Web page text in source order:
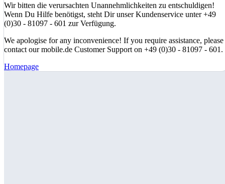
Wir bitten die verursachten Unannehmlichkeiten zu entschuldigen!
Wenn Du Hilfe benötigst, steht Dir unser Kundenservice unter +49
(0)30 - 81097 - 601 zur Verfügung.
We apologise for any inconvenience! If you require assistance, please
contact our mobile.de Customer Support on +49 (0)30 - 81097 - 601.
Homepage